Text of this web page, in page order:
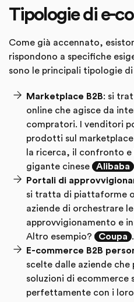
Tipologie di e-
Come già accennato,
rispondono a specifiche
sono le principali tipologie di
Marketplace B2B: si
online che agisce da
compratori. I venditori
prodotti sul
la ricerca, il confronto e
gigante cinese
Alibaba
Portali di
si tratta di piattaforme
aziende di orchestrare
approvvigionamento e
Altro esempio?
Coupa .
E-commerce B2B
scelte dalle aziende
soluzioni di ecommerce
perfettamente con i